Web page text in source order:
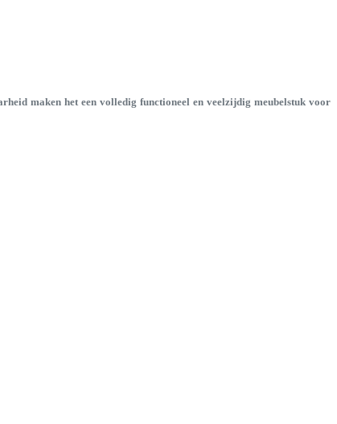
maken het een volledig functioneel en veelzijdig meubelstuk voor